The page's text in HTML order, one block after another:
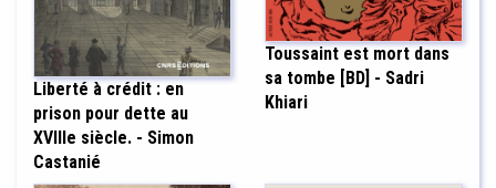
Liberté à crédit : en
prison pour dette au
XVIIIe siècle. - Simon
Castanié
Toussaint est mort dans
sa tombe [BD] - Sadri
Khiari